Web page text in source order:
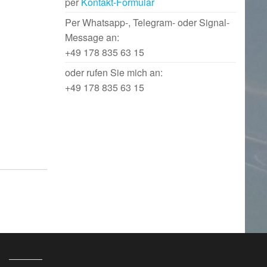
Per Whatsapp-, Telegram- oder Signal-
Message an:
+49 178 835 63 15
oder rufen Sie mich an:
+49 178 835 63 15